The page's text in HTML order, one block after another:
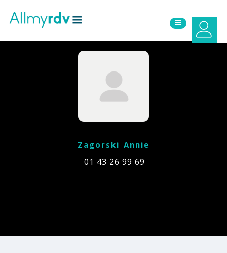
Zagorski Annie
01 43 26 99 69